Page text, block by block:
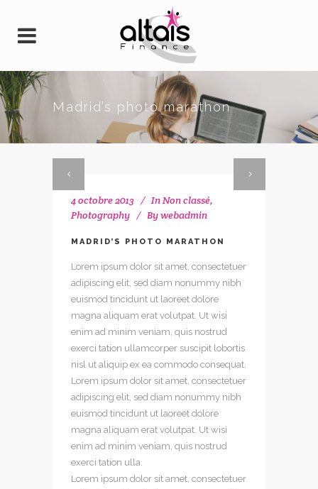
Madrid’s photo marathon
4 octobre 2013 InNon classé,
Photography
Bywebadmin
MADRID’S PHOTO MARATHON
Lorem ipsum dolor sit amet, consectetuer
adipiscing elit, sed diam nonummy nibh
euismod tincidunt ut laoreet dolore
magna aliquam erat volutpat. Ut wisi
enim ad minim veniam, quis nostrud
exerci tation ullamcorper suscipit lobortis
nisl ut aliquip ex ea commodo consequat.
Lorem ipsum dolor sit amet, consectetuer
adipiscing elit, sed diam nonummy nibh
euismod tincidunt ut laoreet dolore
magna aliquam erat volutpat. Ut wisi
enim ad minim veniam, quis nostrud
exerci tation ulla.
Lorem ipsum dolor sit amet, consectetuer